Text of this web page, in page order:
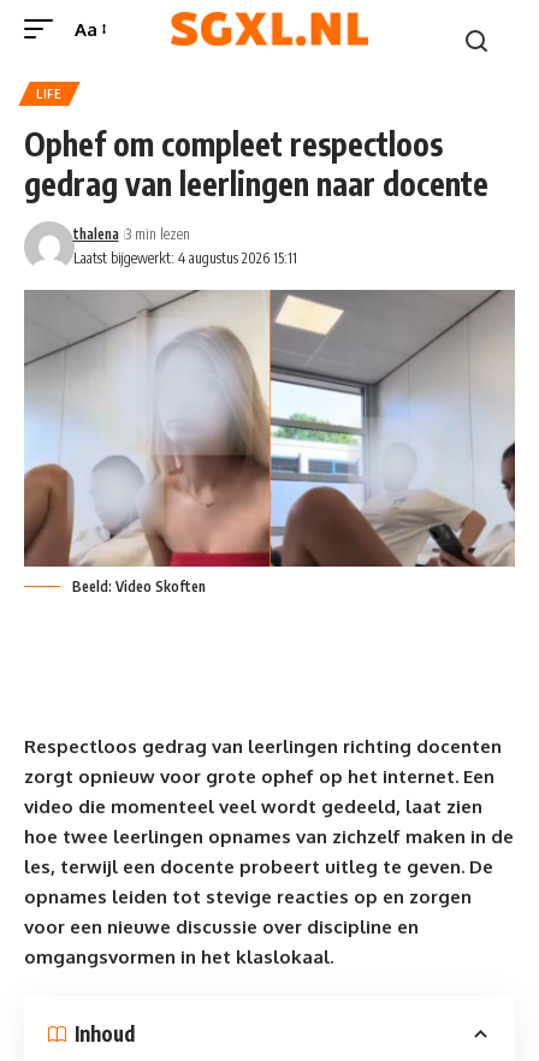
Aa
LIFE
Ophef om compleet respectloos
gedrag van leerlingen naar docente
Laatst bijgewerkt: 4 augustus 2026 15:11
thalena 3 min lezen
Beeld: Video Skoften
Respectloos gedrag van leerlingen richting docenten
zorgt opnieuw voor grote ophef op het internet. Een
video die momenteel veel wordt gedeeld, laat zien
hoe twee leerlingen opnames van zichzelf maken in de
les, terwijl een docente probeert uitleg te geven. De
opnames leiden tot stevige reacties op en zorgen
voor een nieuwe discussie over discipline en
omgangsvormen in het klaslokaal.
Inhoud